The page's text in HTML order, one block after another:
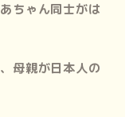
ちゃん同士がは
母親が日本人の